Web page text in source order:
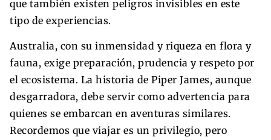
que también existen peligros invisibles en este
tipo de experiencias.
Australia, con su inmensidad y riqueza en flora y
fauna, exige preparación, prudencia y respeto por
el ecosistema. La historia de Piper James, aunque
desgarradora, debe servir como advertencia para
quienes se embarcan en aventuras similares.
Recordemos que viajar es un privilegio, pero